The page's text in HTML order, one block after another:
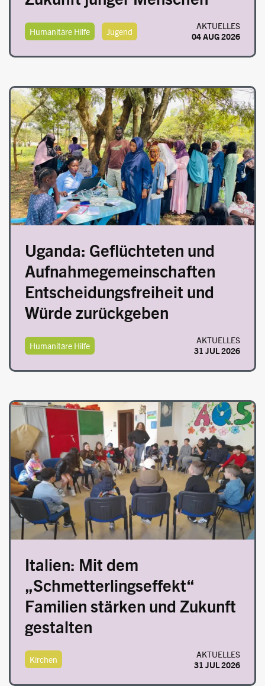
Humanitäre Hilfe Jugend
AKTUELLES
04 AUG 2026
Image
Uganda: Geflüchteten und
Aufnahmegemeinschaften
Entscheidungsfreiheit und
Würde zurückgeben
Humanitäre Hilfe
AKTUELLES
31 JUL 2026
Image
Italien: Mit dem
„Schmetterlingseffekt“
Familien stärken und Zukunft
gestalten
Kirchen
AKTUELLES
31 JUL 2026